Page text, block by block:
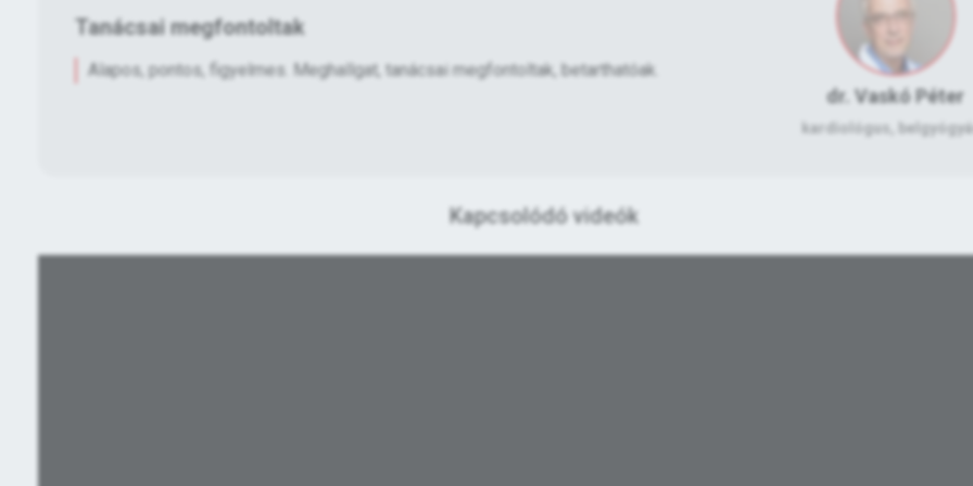
Tanácsai megfontoltak
Alapos, pontos, figyelmes. Meghallgat, tanácsai megfontoltak, betarthatóak.
dr. Vaskó Péter
kardiológus,
Kapcsolódó videók